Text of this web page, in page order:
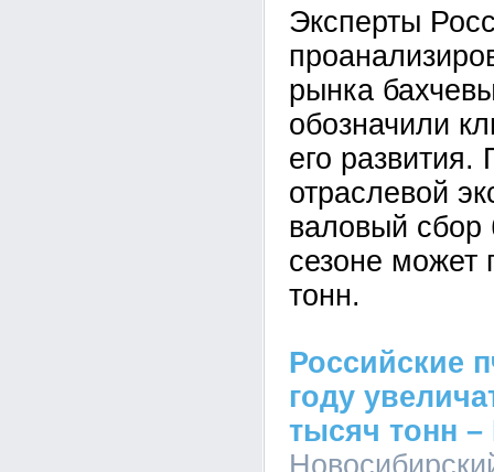
Эксперты
рынка
обозначили
его
отраслевой
валовый сбор
сезоне может
тонн.
Российские
году
тысяч тонн